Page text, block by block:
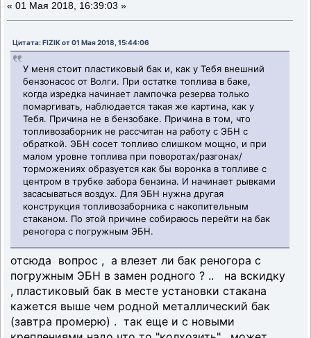
« 01 Мая 2018, 16:39:03 »
Цитата: FIZIK от 01 Мая 2018, 15:44:06
У меня стоит пластиковый бак и, как у Тебя внешний
бензонасос от Волги. При остатке топлива в баке,
когда изредка начинает лампочка резерва только
помаргивать, наблюдается такая же картина, как у
Тебя. Причина не в бензобаке. Причина в том, что
топливозаборник не рассчитан на работу с ЭБН с
обраткой. ЭБН сосет топливо слишком мощно, и при
малом уровне топлива при поворотах/разгонах/
торможениях образуется как бы воронка в топливе с
центром в трубке забора бензина. И начинает рывками
засасываться воздух. Для ЭБН нужна другая
конструкция топливозаборника с накопительным
стаканом. По этой причине собираюсь перейти на бак
реногора с погружным ЭБН.
отсюда вопрос , а влезет ли бак реногора с
погружным ЭБН в замен родного ? .. на вскидку
, пластиковый бак в месте установки стакана
кажется выше чем родной металлический бак
(завтра промерю) . так еще и с новыми